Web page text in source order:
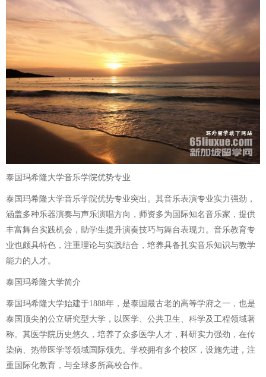
泰国玛希隆大学音乐学院优势专业
泰国玛希隆大学音乐学院优势专业突出。其音乐表演专业实力强劲，
涵盖多种乐器演奏与声乐演唱方向，师资多为国际知名音乐家，提供
丰富舞台实践机会，助学生提升演奏技巧与舞台表现力。音乐教育专
业也颇具特色，注重理论与实践结合，培养具备扎实音乐知识与教学
能力的人才。
泰国玛希隆大学简介
泰国玛希隆大学始建于1888年，是泰国最古老的高等学府之一，也是
泰国顶尖的公立研究型大学，以医学、公共卫生、科学及工程领域著
称。其医学院历史悠久，培养了众多医学人才，科研实力强劲，在传
染病、热带医学等领域国际领先。学校拥有多个校区，设施先进，注
重国际化教育，与全球多所高校合作。